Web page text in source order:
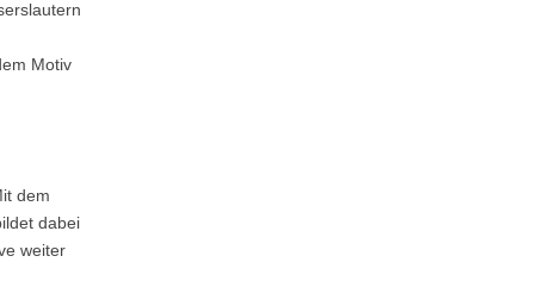
Motiv
dem
dabei
weiter